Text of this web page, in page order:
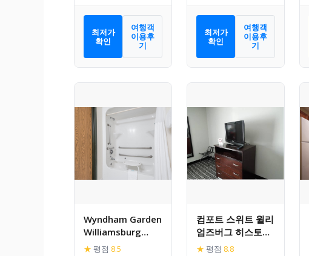
최저가
확인
여행객
이용후
기
최저가
확인
여행객
이용후
기
Wyndham Garden
Williamsburg
Busch Gardens
★ 평점 8.5
컴포트 스위트 윌리
엄즈버그 히스토릭
에어리아
★ 평점 8.8